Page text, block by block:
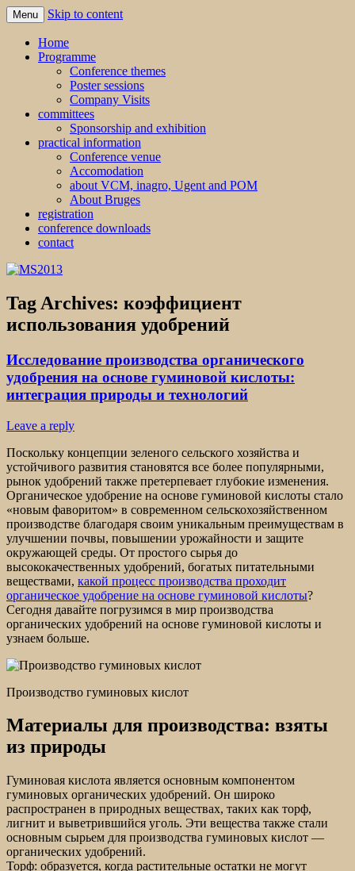
MS2013
Menu Skip to content
Home
Programme
Conference themes
Poster sessions
Company Visits
committees
Sponsorship and exhibition
practical information
Conference venue
Accomodation
about VCM, inagro, Ugent and POM
About Bruges
registration
conference downloads
contact
Tag Archives: коэффициент
использования удобрений
Исследование производства органического
удобрения на основе гуминовой кислоты:
интеграция природы и технологий
Leave a reply
Поскольку концепции зеленого сельского хозяйства и
устойчивого развития становятся все более популярными,
рынок удобрений также претерпевает глубокие изменения.
Органическое удобрение на основе гуминовой кислоты стало
«новым фаворитом» в современном сельскохозяйственном
производстве благодаря своим уникальным преимуществам в
улучшении почвы, повышении урожайности и защите
окружающей среды. От простого сырья до
высококачественных удобрений, богатых питательными
веществами, какой процесс производства проходит
органическое удобрение на основе гуминовой кислоты?
Сегодня давайте погрузимся в мир производства
органических удобрений на основе гуминовой кислоты и
узнаем больше.
Производство гуминовых кислот
Материалы для производства: взяты
из природы
Гуминовая кислота является основным компонентом
гуминовых органических удобрений. Он широко
распространен в природных веществах, таких как торф,
лигнит и выветрившийся уголь. Эти вещества также стали
основным сырьем для производства гуминовых кислот —
органических удобрений.
Торф: образуется, когда растительные остатки не могут